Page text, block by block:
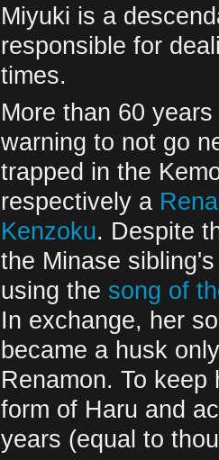
ミユキは別人のよ
僕たちにたくさん
あの霧を操る、異
ミユキの一族『水
二つの世界をつな
ミユキはその『歌
特別な巫女だから
狙われているんだ
僕は信じられない
まさかミユキが敵
僕らに敵対して
彼女がいなければ
Miyuki is a
responsible for
times.
More than 60
warning to not go
trapped in the
respectively a
Kenzoku. Despite
the Minase
using the song of
In exchange, her
became a husk
Renamon. To
form of Haru and
years (equal to